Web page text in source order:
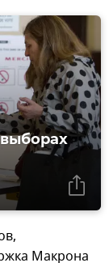
Макрона